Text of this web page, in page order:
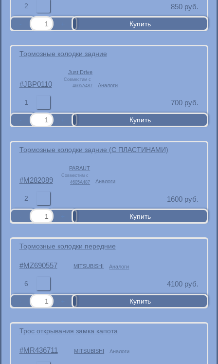
2 850 руб.
Тормозные колодки задние
JBP0110
Just Drive
Совместим с
4605A487
Аналоги
1 700 руб.
Тормозные колодки задние (С ПЛАСТИНАМИ)
M282089
PARAUT
Совместим с
4605A487
Аналоги
2 1600 руб.
Тормозные колодки передние
MZ690557 MITSUBISHI Аналоги
6 4100 руб.
Трос открывания замка капота
MR436711 MITSUBISHI Аналоги